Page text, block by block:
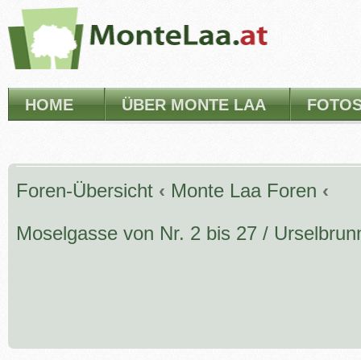
HOME ÜBER MONTE LAA
Foren-Übersicht ‹ Monte Laa Foren ‹
Moselgasse von Nr. 2 bis 27 /